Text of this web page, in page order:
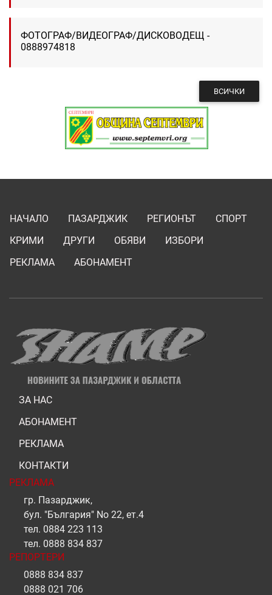
ФОТОГРАФ/ВИДЕОГРАФ/ДИСКОВОДЕЩ -
0888974818
ВСИЧКИ
НАЧАЛО ПАЗАРДЖИК РЕГИОНЪТ
СПОРТ
КРИМИ
ДРУГИ ОБЯВИ
ИЗБОРИ
РЕКЛАМА
АБОНАМЕНТ
ЗА НАС
АБОНАМЕНТ
РЕКЛАМА
КОНТАКТИ
РЕКЛАМА
гр. Пазарджик,
бул. "България" No 22, ет.4
тел. 0884 223 113
тел. 0888 834 837
РЕПОРТЕРИ
0888 834 837
0888 021 706